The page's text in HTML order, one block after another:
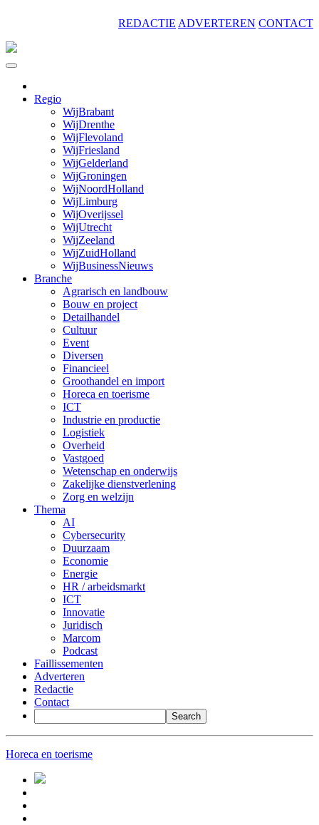
REDACTIE ADVERTEREN CONTACT
Regio
WijBrabant
WijDrenthe
WijFlevoland
WijFriesland
WijGelderland
WijGroningen
WijNoordHolland
WijLimburg
WijOverijssel
WijUtrecht
WijZeeland
WijZuidHolland
WijBusinessNieuws
Branche
Agrarisch en landbouw
Bouw en project
Detailhandel
Cultuur
Event
Diversen
Financieel
Groothandel en import
Horeca en toerisme
ICT
Industrie en productie
Logistiek
Overheid
Vastgoed
Wetenschap en onderwijs
Zakelijke dienstverlening
Zorg en welzijn
Thema
AI
Cybersecurity
Duurzaam
Economie
Energie
HR / arbeidsmarkt
ICT
Innovatie
Juridisch
Marcom
Podcast
Faillissementen
Adverteren
Redactie
Contact
Horeca en toerisme